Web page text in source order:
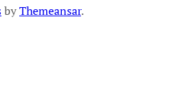
byThemeansar.